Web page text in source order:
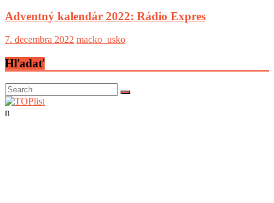
Adventný kalendár 2022: Rádio Expres
7. decembra 2022 macko_usko
Hľadať
n